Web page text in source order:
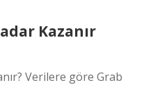
Kazanır
Verilere göre Grab